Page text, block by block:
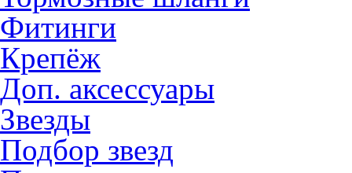
Фитинги
Крепёж
Доп. аксессуары
Звезды
Подбор звезд